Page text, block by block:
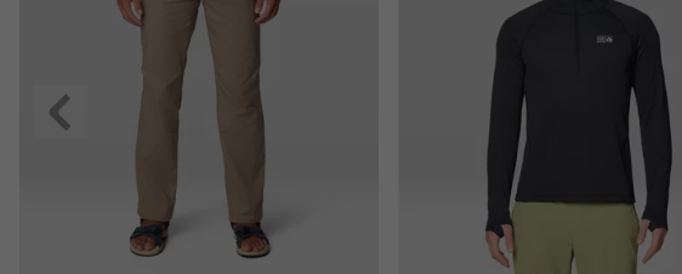
Précédent